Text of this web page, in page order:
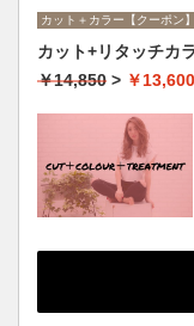
カット＋カラー【クーポン】
カット+リタッチカ
￥14,850 > ￥13,600